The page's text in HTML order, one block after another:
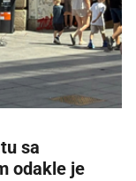
sa
odakle je